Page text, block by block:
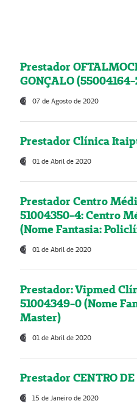
Prestador
GONÇALO
07 de Agosto de 2020
Prestador Clínica
01 de Abril de 2020
Prestador Centro
51004350-4: Centro
(Nome Fantasia:
01 de Abril de 2020
Prestador: Vipmed
51004349-0 (Nome
Master)
01 de Abril de 2020
Prestador CENTRO
15 de Janeiro de 2020